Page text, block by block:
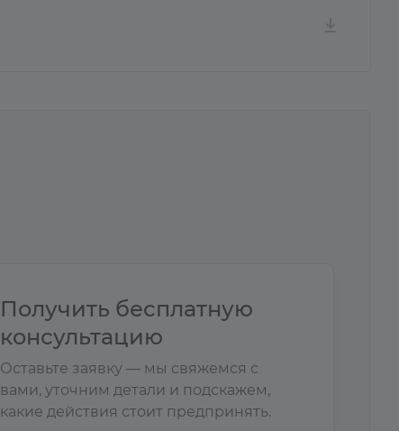
Получить бесплатную
консультацию
Оставьте заявку — мы свяжемся с
вами, уточним детали и подскажем,
какие действия стоит предпринять.